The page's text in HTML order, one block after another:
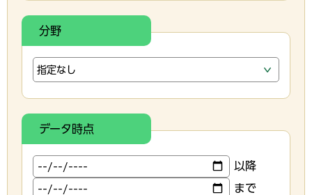
分野
データ時点
以降
まで